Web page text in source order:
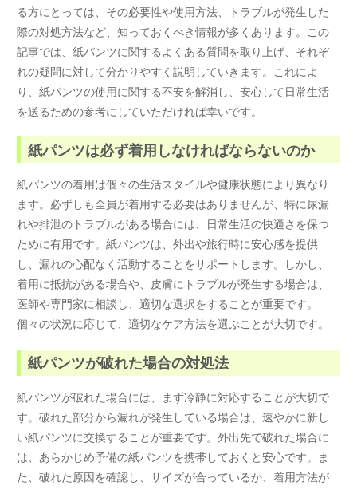
る方にとっては、その必要性や使用方法、トラブルが発生した
際の対処方法など、知っておくべき情報が多くあります。この
記事では、紙パンツに関するよくある質問を取り上げ、それぞ
れの疑問に対して分かりやすく説明していきます。これによ
り、紙パンツの使用に関する不安を解消し、安心して日常生活
を送るための参考にしていただければ幸いです。
紙パンツは必ず着用しなければならないのか
紙パンツの着用は個々の生活スタイルや健康状態により異なり
ます。必ずしも全員が着用する必要はありませんが、特に尿漏
れや排泄のトラブルがある場合には、日常生活の快適さを保つ
ために有用です。紙パンツは、外出や旅行時に安心感を提供
し、漏れの心配なく活動することをサポートします。しかし、
着用に抵抗がある場合や、皮膚にトラブルが発生する場合は、
医師や専門家に相談し、適切な選択をすることが重要です。
個々の状況に応じて、適切なケア方法を選ぶことが大切です。
紙パンツが破れた場合の対処法
紙パンツが破れた場合には、まず冷静に対応することが大切で
す。破れた部分から漏れが発生している場合は、速やかに新し
い紙パンツに交換することが重要です。外出先で破れた場合に
は、あらかじめ予備の紙パンツを携帯しておくと安心です。ま
た、破れた原因を確認し、サイズが合っているか、着用方法が